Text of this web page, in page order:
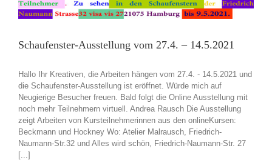
Schaufenster-Ausstellung vom 27.4. – 14.5.2021
Hallo Ihr Kreativen, die Arbeiten hängen vom 27.4. - 14.5.2021 und
die Schaufenster-Ausstellung ist eröffnet. Würde mich auf
Neugierige Besucher freuen. Bald folgt die Online Ausstellung mit
noch mehr Teilnehmern virtuell. Andrea Rausch Die Ausstellung
zeigt Arbeiten von Kursteilnehmerinnen aus den onlineKursen:
Beckmann und Hockney Wo: Atelier Malrausch, Friedrich-
Naumann-Str.32 und Alles wird schön, Friedrich-Naumann-Str. 27
[...]